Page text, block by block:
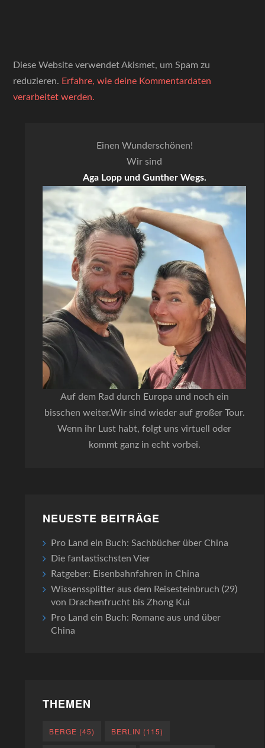
Diese Website verwendet Akismet, um Spam zu
reduzieren. Erfahre, wie deine Kommentardaten
verarbeitet werden.
Einen Wunderschönen!
Wir sind
Aga Lopp und Gunther Wegs.
Auf dem Rad durch Europa und noch ein
bisschen weiter.Wir sind wieder auf großer Tour.
Wenn ihr Lust habt, folgt uns virtuell oder
kommt ganz in echt vorbei.
NEUESTE BEITRÄGE
Pro Land ein Buch: Sachbücher über China
Die fantastischsten Vier
Ratgeber: Eisenbahnfahren in China
Wissenssplitter aus dem Reisesteinbruch (29)
von Drachenfrucht bis Zhong Kui
Pro Land ein Buch: Romane aus und über
China
THEMEN
BERGE (45) BERLIN (115)